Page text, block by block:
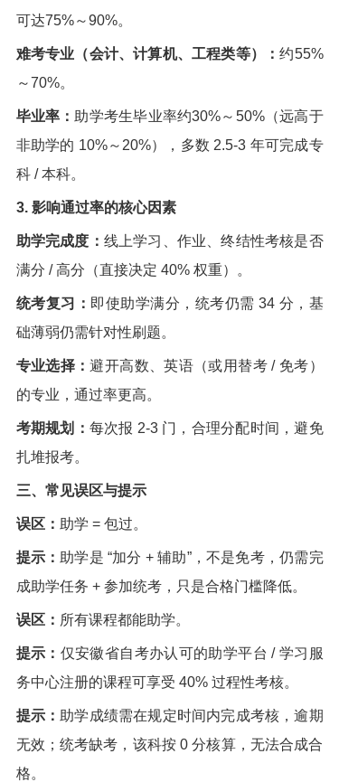
可达75%～90%。
难考专业（会计、计算机、工程类等）：约55%
～70%。
毕业率： 助学考生毕业率约30%～50%（远高于
非助学的 10%～20%），多数 2.5-3 年可完成专
科 / 本科。
3. 影响通过率的核心因素
助学完成度： 线上学习、作业、终结性考核是否
满分 / 高分（直接决定 40% 权重）。
统考复习： 即使助学满分，统考仍需 34 分，基
础薄弱仍需针对性刷题。
专业选择：避开高数、英语（或用替考 / 免考）
的专业，通过率更高。
考期规划： 每次报 2-3 门，合理分配时间，避免
扎堆报考。
三、常见误区与提示
误区： 助学 = 包过。
提示： 助学是 “加分 + 辅助”，不是免考，仍需完
成助学任务 + 参加统考，只是合格门槛降低。
误区： 所有课程都能助学。
提示： 仅安徽省自考办认可的助学平台 / 学习服
务中心注册的课程可享受 40% 过程性考核。
提示： 助学成绩需在规定时间内完成考核，逾期
无效；统考缺考，该科按 0 分核算，无法合成合
格。